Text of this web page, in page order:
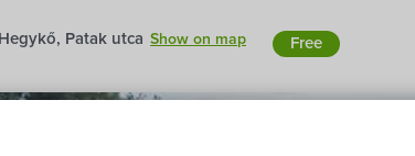
Patak utca Show on map Free